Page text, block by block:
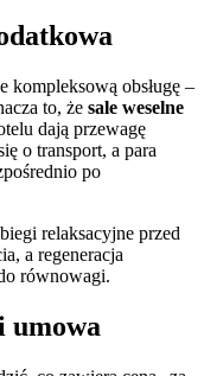
kompleksową obsługę –
to, że sale weselne
dają przewagę
o transport, a para
po
relaksacyjne przed
a regeneracja
równowagi.
umowa